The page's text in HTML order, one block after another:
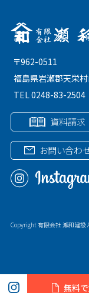
〒962-0511
福島県岩瀬郡天栄村
TEL 0248-83-2504
資料請求
お問い合わ
Copyright 有限会社 瀬和建設
無料